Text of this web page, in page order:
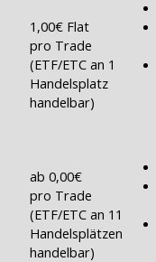
1,00€ Flat
pro Trade
(ETF/ETC an 1
Handelsplatz
handelbar)
ab 0,00€
pro Trade
(ETF/ETC an 11
Handelsplätzen
handelbar)